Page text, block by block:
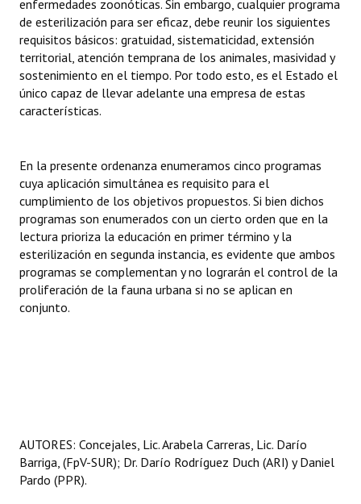
enfermedades zoonóticas. Sin embargo, cualquier programa
de esterilización para ser eficaz, debe reunir los siguientes
requisitos básicos: gratuidad, sistematicidad, extensión
territorial, atención temprana de los animales, masividad y
sostenimiento en el tiempo. Por todo esto, es el Estado el
único capaz de llevar adelante una empresa de estas
características.
En la presente ordenanza enumeramos cinco programas
cuya aplicación simultánea es requisito para el
cumplimiento de los objetivos propuestos. Si bien dichos
programas son enumerados con un cierto orden que en la
lectura prioriza la educación en primer término y la
esterilización en segunda instancia, es evidente que ambos
programas se complementan y no lograrán el control de la
proliferación de la fauna urbana si no se aplican en
conjunto.
AUTORES: Concejales, Lic. Arabela Carreras, Lic. Darío
Barriga, (FpV-SUR); Dr. Darío Rodríguez Duch (ARI) y Daniel
Pardo (PPR).